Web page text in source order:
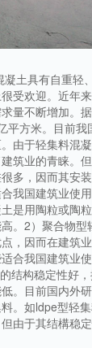
凝土具有自重轻
受欢迎。近年
量不断增加。
平方米。目前我
由于轻集料混
筑业的青睐。
多，因而其安
我国建筑业使
是用陶粒或陶
。2）聚合物
，因而在建筑
合我国建筑业
结构稳定性好
。目前国内外
。如ldpe型轻
由于其结構稳